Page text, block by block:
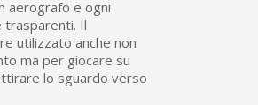
aerografo e ogni
trasparenti. Il
utilizzato anche non
ma per giocare su
lo sguardo verso